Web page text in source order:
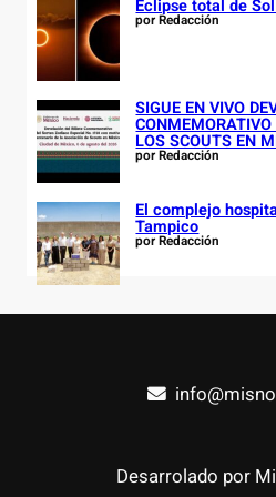
Eclipse total de
por Redacción
SIGUE EN VIVO
LOS SCOUTS EN
por Redacción
El complejo
Tampico
por Redacción
Desarrolado por